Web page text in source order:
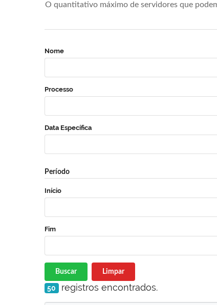
O quantitativo máximo de servidores que
Nome
Processo
Data Específica
Período
Início
Fim
Buscar Limpar
50 registros encontrados.